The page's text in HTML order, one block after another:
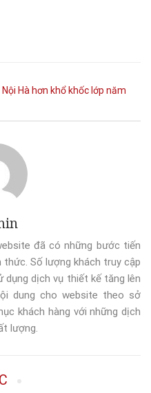
Hà hơn khổ khốc lớp năm
đã có những bước tiến
Số lượng khách truy cập
dịch vụ thiết kế tăng lên
dung cho website theo sở
khách hàng với những dịch
lượng.